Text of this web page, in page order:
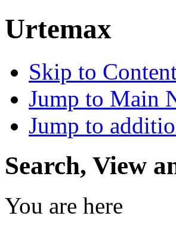
Urtemax
Skip to
Jump to Main
Jump to
Search, View
You are here